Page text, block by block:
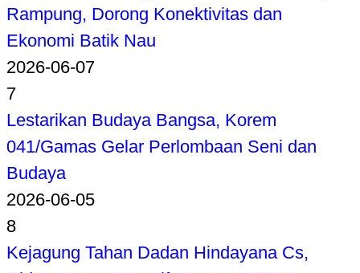
Rampung, Dorong Konektivitas dan
Ekonomi Batik Nau
2026-06-07
7
Lestarikan Budaya Bangsa, Korem
041/Gamas Gelar Perlombaan Seni dan
Budaya
2026-06-05
8
Kejagung Tahan Dadan Hindayana Cs,